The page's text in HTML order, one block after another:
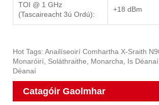
TOI @ 1 GHz
(Tascaireacht 3ú Ordú):
+18 dBm
Hot Tags: Anailíseoirí Comhartha X-Sraith
Monaróirí, Soláthraithe, Monarcha, Is
Déanaí
Catagóir Gaolmhar